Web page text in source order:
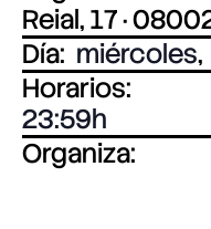
Reial, 17 ·
Día: miércoles,
Horarios:
23:59
Organiza: